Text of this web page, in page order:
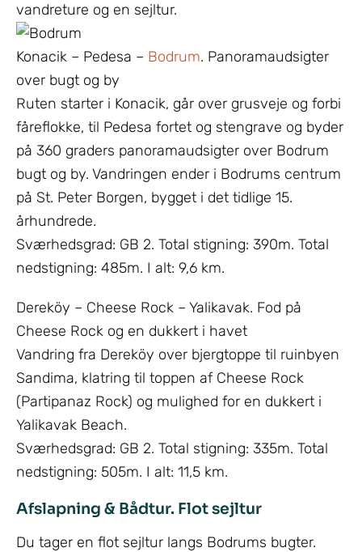
vandreture og en sejltur.
Konacik – Pedesa – Bodrum. Panoramaudsigter
over bugt og by
Ruten starter i Konacik, går over grusveje og forbi
fåreflokke, til Pedesa fortet og stengrave og byder
på 360 graders panoramaudsigter over Bodrum
bugt og by. Vandringen ender i Bodrums centrum
på St. Peter Borgen, bygget i det tidlige 15.
århundrede.
Sværhedsgrad: GB 2. Total stigning: 390m. Total
nedstigning: 485m. I alt: 9,6 km.
Dereköy – Cheese Rock – Yalikavak. Fod på
Cheese Rock og en dukkert i havet
Vandring fra Dereköy over bjergtoppe til ruinbyen
Sandima, klatring til toppen af Cheese Rock
(Partipanaz Rock) og mulighed for en dukkert i
Yalikavak Beach.
Sværhedsgrad: GB 2. Total stigning: 335m. Total
nedstigning: 505m. I alt: 11,5 km.
Afslapning & Bådtur. Flot sejltur
Du tager en flot sejltur langs Bodrums bugter.